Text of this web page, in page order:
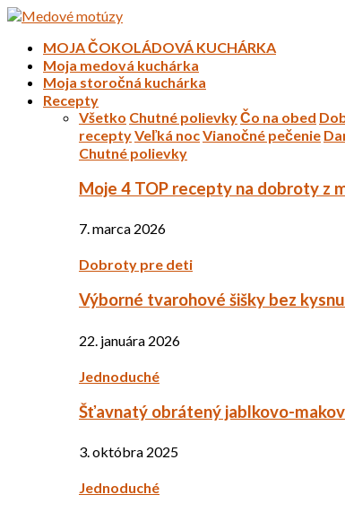
MOJA ČOKOLÁDOVÁ KUCHÁRKA
Moja medová kuchárka
Moja storočná kuchárka
Recepty
Všetko Chutné polievkyČo na obed
receptyVeľká nocVianočné pečenie
Chutné polievky
Moje 4 TOP recepty na dobroty z
7. marca 2026
Dobroty pre deti
Výborné tvarohové šišky bez
22. januára 2026
Jednoduché
Šťavnatý obrátený jablkovo-
3. októbra 2025
Jednoduché